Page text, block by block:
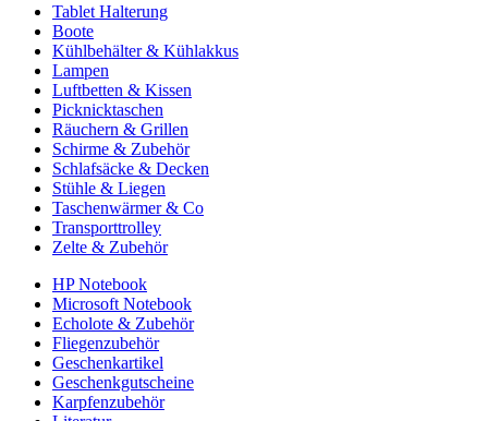
Tablet Halterung
Boote
Kühlbehälter & Kühlakkus
Lampen
Luftbetten & Kissen
Picknicktaschen
Räuchern & Grillen
Schirme & Zubehör
Schlafsäcke & Decken
Stühle & Liegen
Taschenwärmer & Co
Transporttrolley
Zelte & Zubehör
HP Notebook
Microsoft Notebook
Echolote & Zubehör
Fliegenzubehör
Geschenkartikel
Geschenkgutscheine
Karpfenzubehör